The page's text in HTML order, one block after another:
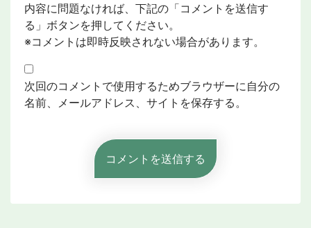
内容に問題なければ、下記の「コメントを送信す
る」ボタンを押してください。
※コメントは即時反映されない場合があります。
次回のコメントで使用するためブラウザーに自分の
名前、メールアドレス、サイトを保存する。